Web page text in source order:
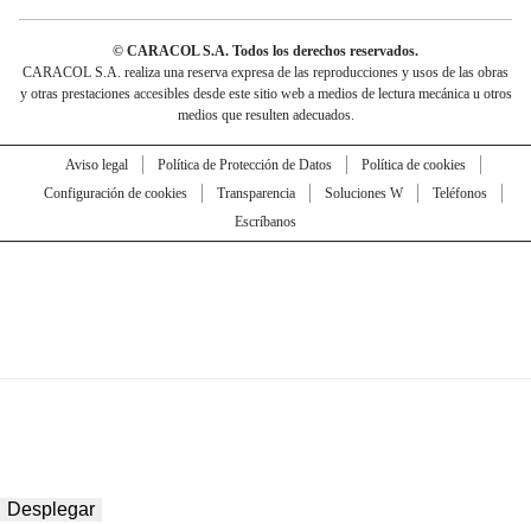
© CARACOL S.A. Todos los derechos reservados.
CARACOL S.A. realiza una reserva expresa de las reproducciones y usos de las obras
y otras prestaciones accesibles desde este sitio web a medios de lectura mecánica u otros
medios que resulten adecuados.
Aviso legal Política de Protección de Datos
Política de cookies
Configuración de cookies
Transparencia Soluciones W
Teléfonos
Escríbanos
Desplegar